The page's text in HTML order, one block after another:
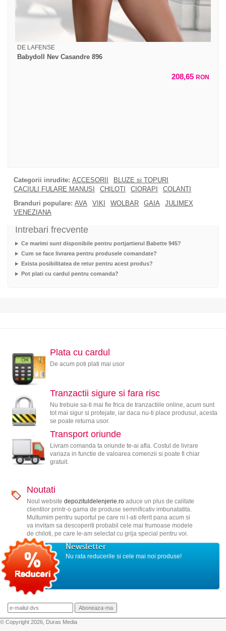
DE LAFENSE
Babydoll Nev Casandre 896
208,65 RON
Categorii inrudite: ACCESORII
BLUZE si TOPURI
CACIULI FULARE MANUSI
CHILOTI CIORAPI
COLANTI
Branduri populare: AVA VIKI WOLBAR GAIA
JULIMEX
VENEZIANA
Intrebari frecvente
Ce marimi sunt disponibile pentru portjartierul Babette 945?
Cum se face livrarea pentru produsele comandate?
Exista posibilitatea de retur pentru acest produs?
Pot plati cu cardul pentru comanda?
Plata cu cardul
De acum poti plati mai usor
Tranzactii sigure si fara risc
Nu trebuie sa-ti mai fie frica de tranzactiile online, acum sunt
tot mai sigur si protejate, iar daca nu-ti place produsul, acesta
se poate returna usor.
Transport oriunde
Livram comanda ta oriunde te-ai afla. Costul de livrare
variaza in functie de valoarea comenzii si poate fi chiar
gratuit.
Noutati
Noul website depozituldelenjerie.roaduce un plus de calitate
clientilor printr-o gama de produse semnificativ imbunatatita.
Multumim pentru suportul pe care ni l-ati oferit pana acum si
va invitam sa descoperiti probabil cele mai frumoase modele
de chiloti, pe care le-am selectat cu grija special pentru voi.
Newsletter
Nu rata reducerile si cele mai noi produse!
© Copyright 2026, Duras Media